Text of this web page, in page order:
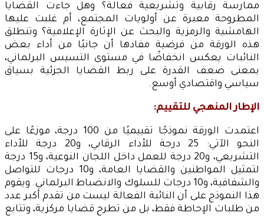
ممارسة رقابية وتشريعية فعالة؟ وهل جاءت القضايا
المطروحة معبرة عن أولويات المجتمع، أم غلبت عليها
الهامشية والرمزية والبحث عن الإثارة الإعلامية؟ وتنطلق
هذه الورقة من فرضية مفادها أن جانبًا من أداء بعض
النائبات يعكس انخفاضًا في مستوى التسيس البرلماني،
بمعنى ضعف القدرة على ربط القضايا الجزئية بسياق
سياسي واقتصادي أوسع.
الإطار المنهجي للتقييم:
اعتمدت الورقة نموذجًا تقييميًا من 100 درجة، موزعًا على
النحو الآتي: 25 درجة للأداء الرقابي، و20 درجة للأداء
التشريعي، و20 درجة للعمل داخل اللجان النوعية، و15 درجة
لتمثيل المواطنين والقضايا العامة، و10 درجات للتواصل
والشفافية، و10 درجات للسلوك والانضباط البرلماني. ويقوم
هذا النموذج على أن النائبة الفعالة ليست من تقدم أكبر عدد
من طلبات الإحاطة فقط، بل من تطرح قضايا مركزية، وتتابع